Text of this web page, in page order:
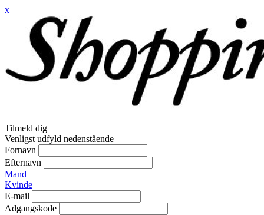
x
Tilmeld dig
Venligst udfyld nedenstående
Fornavn
Efternavn
Mand
Kvinde
E-mail
Adgangskode